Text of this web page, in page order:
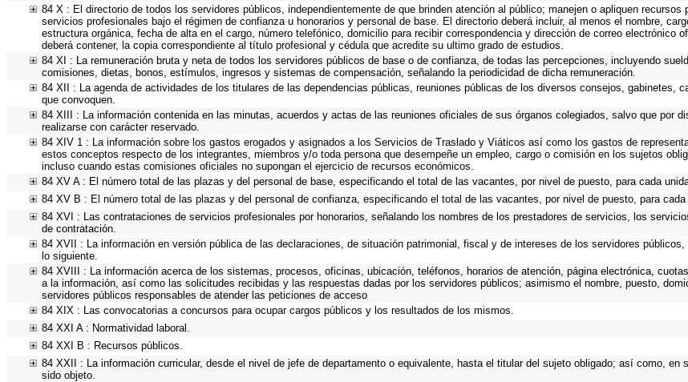
84 X : El directorio de todos los servidores públicos, independientemente de que brinden atención al público; manejen o apliquen
servicios profesionales bajo el régimen de confianza u honorarios y personal de base. El directorio deberá incluir, al menos el nombre,
estructura orgánica, fecha de alta en el cargo, número telefónico, domicilio para recibir correspondencia y dirección de correo electrónico
deberá contener, la copia correspondiente al título profesional y cédula que acredite su ultimo grado de estudios.
84 XI : La remuneración bruta y neta de todos los servidores públicos de base o de confianza, de todas las percepciones, incluyendo
comisiones, dietas, bonos, estímulos, ingresos y sistemas de compensación, señalando la periodicidad de dicha remuneración.
84 XII : La agenda de actividades de los titulares de las dependencias públicas, reuniones públicas de los diversos consejos, gabinetes,
que convoquen.
84 XIII : La información contenida en las minutas, acuerdos y actas de las reuniones oficiales de sus órganos colegiados, salvo que por
realizarse con carácter reservado.
84 XIV 1 : La información sobre los gastos erogados y asignados a los Servicios de Traslado y Viáticos así como los gastos de
estos conceptos respecto de los integrantes, miembros y/o toda persona que desempeñe un empleo, cargo o comisión en los sujetos
incluso cuando estas comisiones oficiales no supongan el ejercicio de recursos económicos.
84 XV A : El número total de las plazas y del personal de base, especificando el total de las vacantes, por nivel de puesto, para cada
84 XV B : El número total de las plazas y del personal de confianza, especificando el total de las vacantes, por nivel de puesto, para
84 XVI : Las contrataciones de servicios profesionales por honorarios, señalando los nombres de los prestadores de servicios, los
de contratación.
84 XVII : La información en versión pública de las declaraciones, de situación patrimonial, fiscal y de intereses de los servidores
lo siguiente.
84 XVIII : La información acerca de los sistemas, procesos, oficinas, ubicación, teléfonos, horarios de atención, página electrónica,
a la información, así como las solicitudes recibidas y las respuestas dadas por los servidores públicos; asimismo el nombre, puesto,
servidores públicos responsables de atender las peticiones de acceso
84 XIX : Las convocatorias a concursos para ocupar cargos públicos y los resultados de los mismos.
84 XXI A : Normatividad laboral.
84 XXI B : Recursos públicos.
84 XXII : La información curricular, desde el nivel de jefe de departamento o equivalente, hasta el titular del sujeto obligado; así como,
sido objeto.